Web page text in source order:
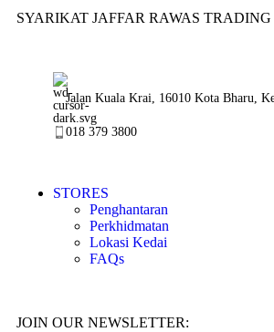
SYARIKAT JAFFAR RAWAS
Jalan Kuala Krai, 16010 Kota Bharu,
018 379 3800
STORES
Penghantaran
Perkhidmatan
Lokasi Kedai
FAQs
JOIN OUR NEWSLETTER: